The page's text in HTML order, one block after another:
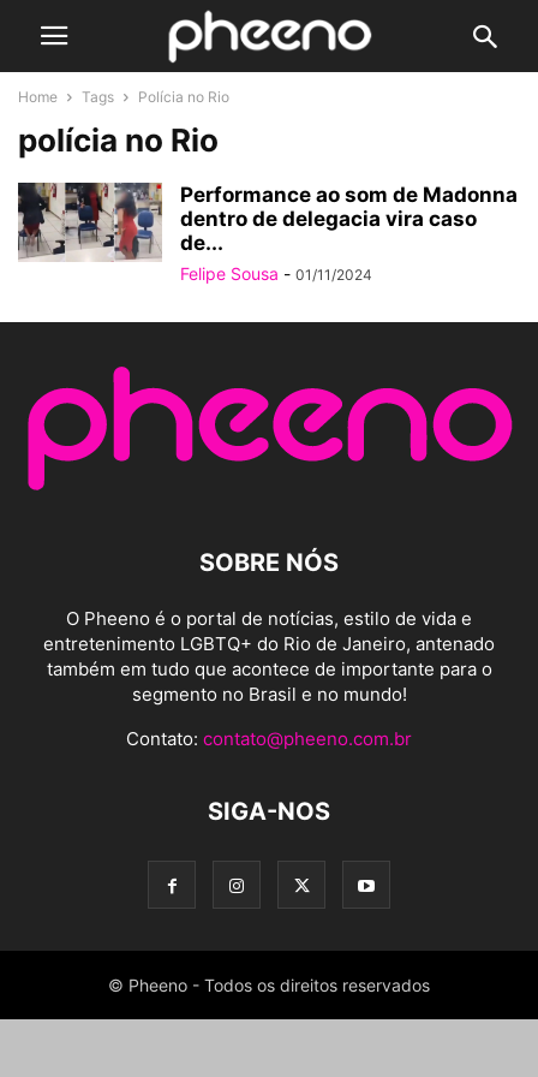
Home Tags Polícia no Rio
polícia no Rio
Performance ao som de Madonna
dentro de delegacia vira caso
de...
Felipe Sousa - 01/11/2024
SOBRE NÓS
O Pheeno é o portal de notícias, estilo de vida e
entretenimento LGBTQ+ do Rio de Janeiro, antenado
também em tudo que acontece de importante para o
segmento no Brasil e no mundo!
Contato: contato@pheeno.com.br
SIGA-NOS
© Pheeno - Todos os direitos reservados